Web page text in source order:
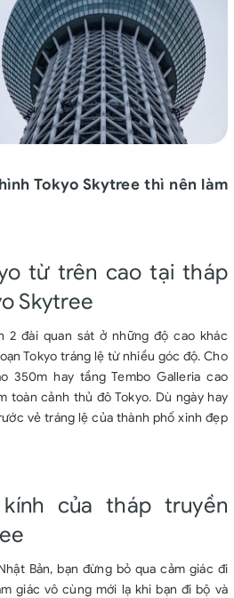
Tokyo Skytree thì nên làm
từ trên cao tại tháp
Skytree
2 đài quan sát ở những độ cao khác
Tokyo tráng lệ từ nhiều góc độ. Cho
350m hay tầng Tembo Galleria cao
toàn cảnh thủ đô Tokyo. Dù ngày hay
vẻ tráng lệ của thành phố xinh đẹp
của tháp truyền
Bản, bạn đừng bỏ qua cảm giác đi
giác vô cùng mới lạ khi bạn đi bộ và